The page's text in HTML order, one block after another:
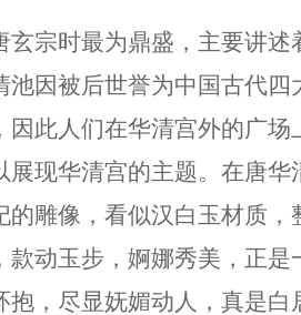
宗时最为鼎盛，主要讲述
池因被后世誉为中国古代四
因此人们在华清宫外的广场
展现华清宫的主题。在唐华
的雕像，看似汉白玉材质，
款动玉步，婀娜秀美，正是
抱，尽显妩媚动人，真是白